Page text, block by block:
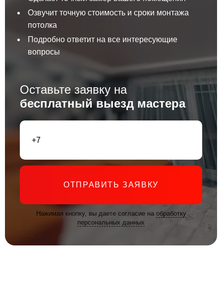
Озвучит точную стоимость и сроки монтажа
потолка
Подробно ответит на все интересующие
вопросы
Оставьте заявку на
бесплатный выезд мастера
ОТПРАВИТЬ ЗАЯВКУ
Нажимая кнопку, вы даете согласие на обработку
персональных данных